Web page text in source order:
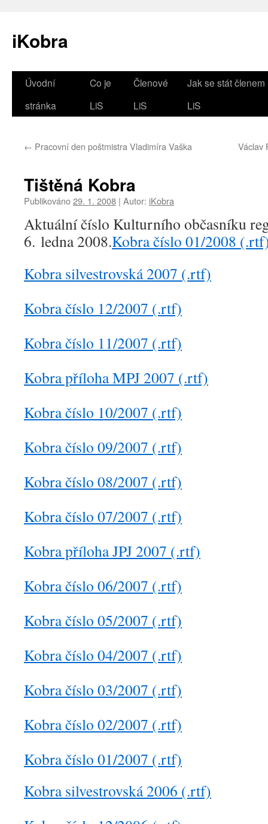
iKobra
Přejít
webu
Úvodní
stránka
Co je
LiS
Členové
LiS
Jak se stát členem
LiS
← Pracovní den poštmistra Vladimíra Vaška Václav
Tištěná Kobra
Publikováno29. 1. 2008 | Autor: iKobra
Aktuální číslo Kulturního občasníku
6. ledna 2008.Kobra číslo 01/2008
Kobra silvestrovská 2007 (.rtf)
Kobra číslo 12/2007 (.rtf)
Kobra číslo 11/2007 (.rtf)
Kobra příloha MPJ 2007 (.rtf)
Kobra číslo 10/2007 (.rtf)
Kobra číslo 09/2007 (.rtf)
Kobra číslo 08/2007 (.rtf)
Kobra číslo 07/2007 (.rtf)
Kobra příloha JPJ 2007 (.rtf)
Kobra číslo 06/2007 (.rtf)
Kobra číslo 05/2007 (.rtf)
Kobra číslo 04/2007 (.rtf)
Kobra číslo 03/2007 (.rtf)
Kobra číslo 02/2007 (.rtf)
Kobra číslo 01/2007 (.rtf)
Kobra silvestrovská 2006 (.rtf)